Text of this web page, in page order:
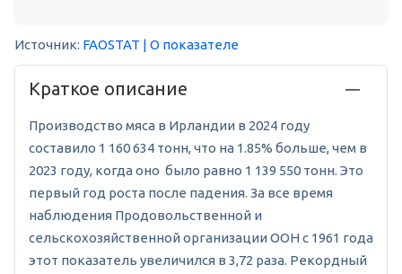
Источник: FAOSTAT | О показателе
Краткое описание
Производство мяса в Ирландии в 2024 году
составило 1 160 634 тонн, что на 1.85% больше, чем в
2023 году, когда оно было равно 1 139 550 тонн. Это
первый год роста после падения. За все время
наблюдения Продовольственной и
сельскохозяйственной организации ООН с 1961 года
этот показатель увеличился в 3,72 раза. Рекордный